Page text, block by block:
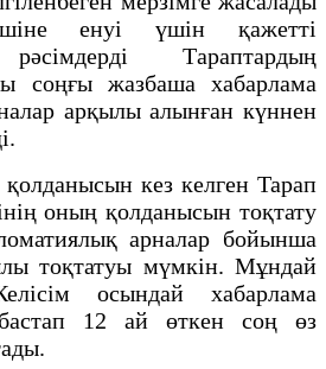
енуі үшін қажетті
рәсімдерді Тараптардың
соңғы жазбаша хабарлама
арқылы алынған күннен
кез келген Taрaп
оның қолданысын тоқтату
арналар бойынша
тоқтатуы мүмкін. Мұндай
осындай хабарлама
12 ай өткен соң өз